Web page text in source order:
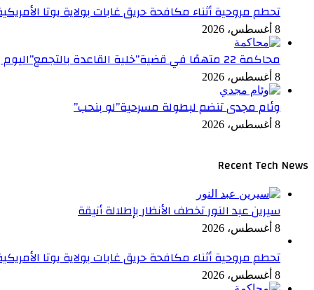
تحطم مروحية أثناء مكافحة حريق غابات بولاية يوتا
8 أغسطس، 2026
محاكمة 22 متهمًا في قضية”خلية القاعدة بالتجمع”اليوم
8 أغسطس، 2026
وئام مجدى تنضم لبطولة مسرحية”لو بنحب”
8 أغسطس، 2026
Recent Tech News
سيرين عبد النور تخطف الأنظار بإطلالة أنيقة
8 أغسطس، 2026
تحطم مروحية أثناء مكافحة حريق غابات بولاية يوتا
8 أغسطس، 2026